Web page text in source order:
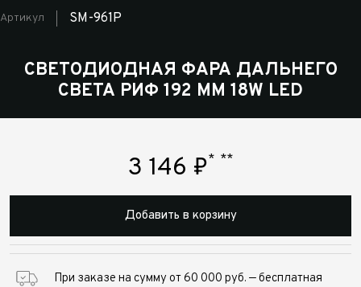
Артикул SM-961P
СВЕТОДИОДНАЯ ФАРА ДАЛЬНЕГО
СВЕТА РИФ 192 ММ 18W LED
3 146 ₽* **
Добавить в корзину
При заказе на сумму от 60 000 руб. — бесплатная